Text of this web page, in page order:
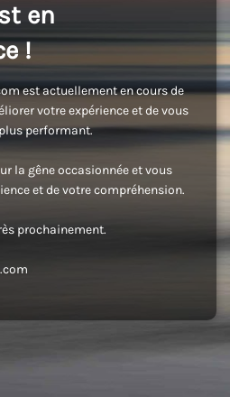
en
!
est actuellement en cours de
votre expérience et de vous
performant.
la gêne occasionnée et vous
et de votre compréhension.
prochainement.